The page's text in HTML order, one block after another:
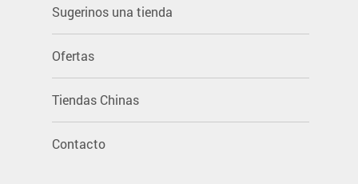
Sugerinos una tienda
Ofertas
Tiendas Chinas
Contacto